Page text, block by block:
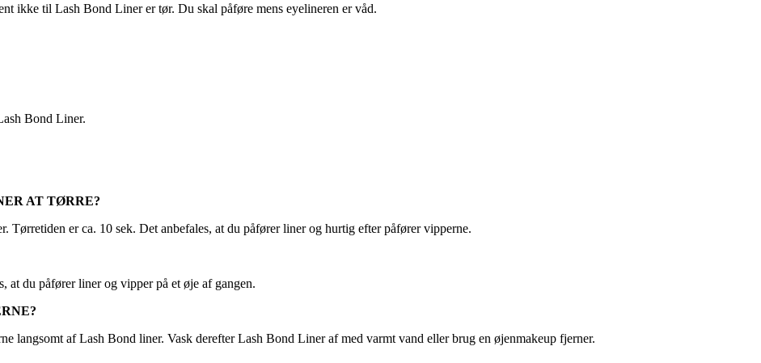
ikke til Lash Bond Liner er tør. Du skal påføre mens eyelineren er våd.
Bond Liner.
AT TØRRE?
er ca. 10 sek. Det anbefales, at du påfører liner og hurtig efter påfører vipperne.
du påfører liner og vipper på et øje af gangen.
langsomt af Lash Bond liner. Vask derefter Lash Bond Liner af med varmt vand eller brug en øjenmakeup fjerner.